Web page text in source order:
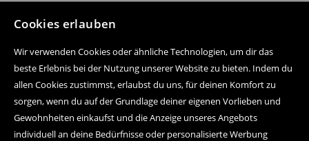
Cookies erlauben
Wir verwenden Cookies oder ähnliche Technologien, um dir das
beste Erlebnis bei der Nutzung unserer Website zu bieten. Indem du
allen Cookies zustimmst, erlaubst du uns, für deinen Komfort zu
sorgen, wenn du auf der Grundlage deiner eigenen Vorlieben und
Gewohnheiten einkaufst und die Anzeige unseres Angebots
individuell an deine Bedürfnisse oder personalisierte Werbung